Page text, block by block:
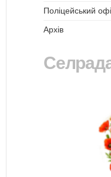
Поліцейський
Архів